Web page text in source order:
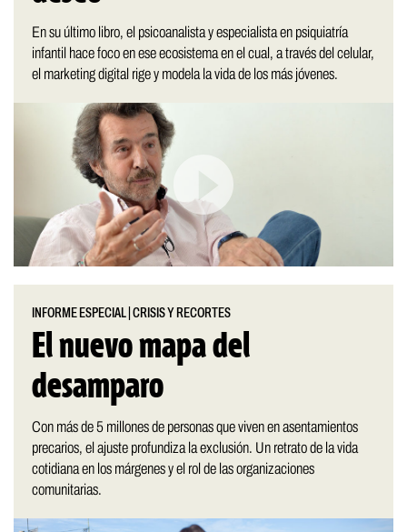
En su último libro, el psicoanalista y especialista en psiquiatría
infantil hace foco en ese ecosistema en el cual, a través del celular,
el marketing digital rige y modela la vida de los más jóvenes.
INFORME ESPECIAL |CRISIS Y RECORTES
El nuevo mapa del
desamparo
Con más de 5 millones de personas que viven en asentamientos
precarios, el ajuste profundiza la exclusión. Un retrato de la vida
cotidiana en los márgenes y el rol de las organizaciones
comunitarias.